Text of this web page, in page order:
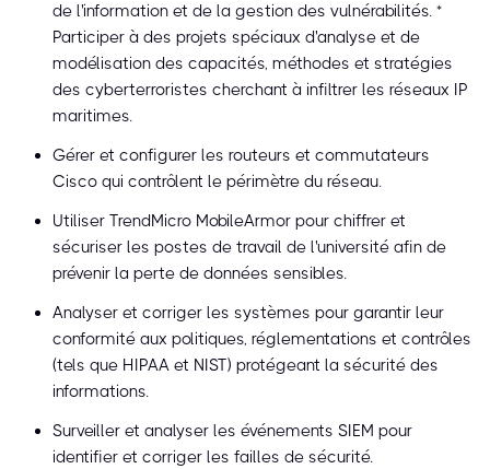
de l'information et de la gestion des vulnérabilités. *
Participer à des projets spéciaux d'analyse et de
modélisation des capacités, méthodes et stratégies
des cyberterroristes cherchant à infiltrer les réseaux IP
maritimes.
Gérer et configurer les routeurs et commutateurs
Cisco qui contrôlent le périmètre du réseau.
Utiliser TrendMicro MobileArmor pour chiffrer et
sécuriser les postes de travail de l'université afin de
prévenir la perte de données sensibles.
Analyser et corriger les systèmes pour garantir leur
conformité aux politiques, réglementations et contrôles
(tels que HIPAA et NIST) protégeant la sécurité des
informations.
Surveiller et analyser les événements SIEM pour
identifier et corriger les failles de sécurité.